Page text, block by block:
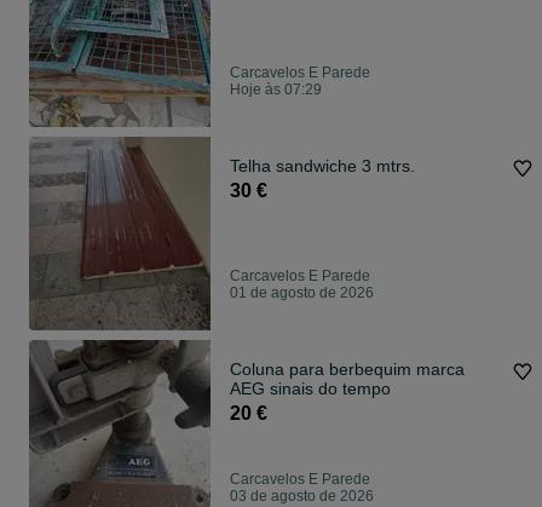
Carcavelos E Parede
Hoje às 07:29
Telha sandwiche 3 mtrs.
30 €
Carcavelos E Parede
01 de agosto de 2026
Coluna para berbequim marca
AEG sinais do tempo
20 €
Carcavelos E Parede
03 de agosto de 2026